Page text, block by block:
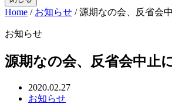
Home / お知らせ /源期なの会、反省会
お知らせ
源期なの会、反省会中止
2020.02.27
お知らせ